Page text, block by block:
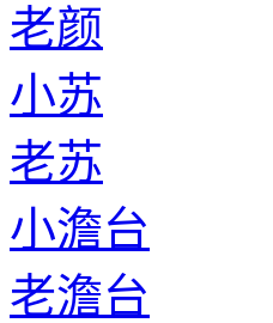
老颜
小苏
老苏
小澹台
老澹台